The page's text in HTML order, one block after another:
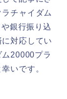
チャイダム
銀行振り込
対応してい
20000プラ
いです。